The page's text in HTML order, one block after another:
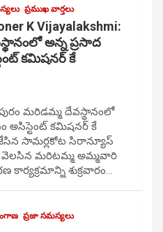
ప్రముఖ వార్తలు
K Vijayalakshmi:
అన్న ప్రసాద
కమిషనర్ కే
మరిడమ్మ దేవస్థానంలో
అసిస్టెంట్ కమిషనర్ కే
సామర్లకోట సిరాన్యూస్
వెలసిన మరిటమ్మ అమ్మవారి
శుక్రవారం…
ప్రజా సమస్యలు